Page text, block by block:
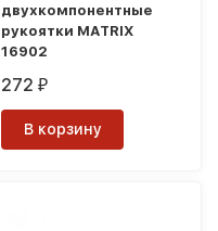
двухкомпонентные
рукоятки MATRIX
16902
272₽
В корзину